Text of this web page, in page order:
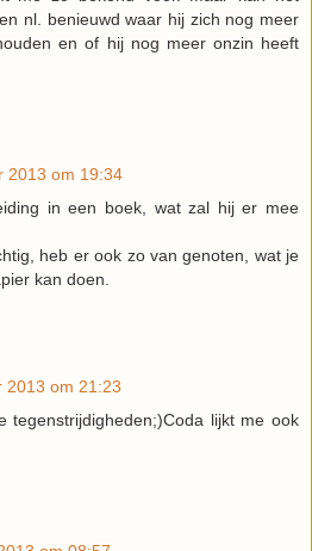
nl. benieuwd waar hij zich nog meer
en of hij nog meer onzin heeft
2013 om 19:34
in een boek, wat zal hij er mee
heb er ook zo van genoten, wat je
kan doen.
2013 om 21:23
tegenstrijdigheden;)Coda lijkt me ook